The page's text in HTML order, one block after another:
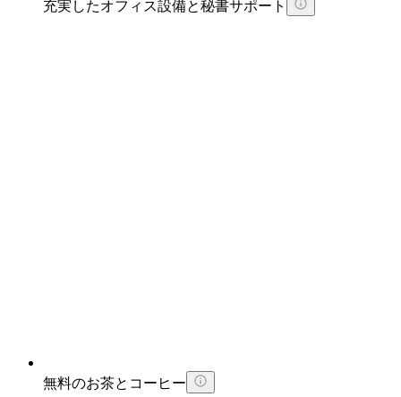
充実したオフィス設備と秘書サポート
無料のお茶とコーヒー